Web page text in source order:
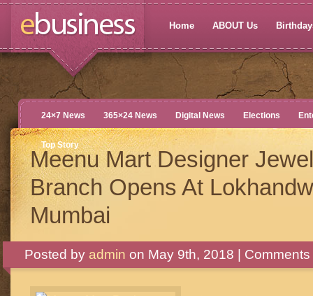
Home ABOUT Us
24×7 News 365×24 News Digital News Elections
Top Story
Meenu Mart Designer
Branch Opens At
Mumbai
Posted by admin on May 9th, 2018 | Comments